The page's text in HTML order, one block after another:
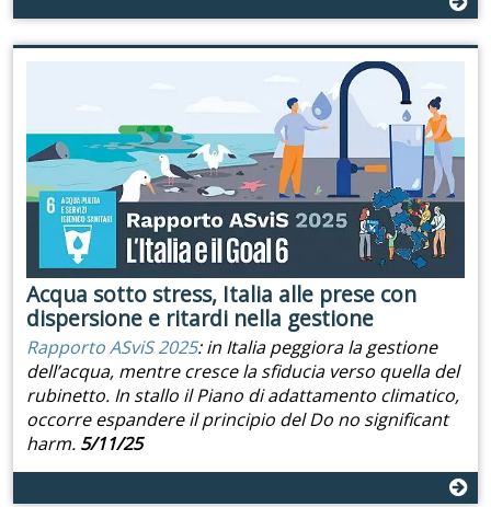
Acqua sotto stress, Italia alle prese con
dispersione e ritardi nella gestione
Rapporto ASviS 2025: in Italia peggiora la gestione
dell’acqua, mentre cresce la sfiducia verso quella del
rubinetto. In stallo il Piano di adattamento climatico,
occorre espandere il principio del Do no significant
harm. 5/11/25